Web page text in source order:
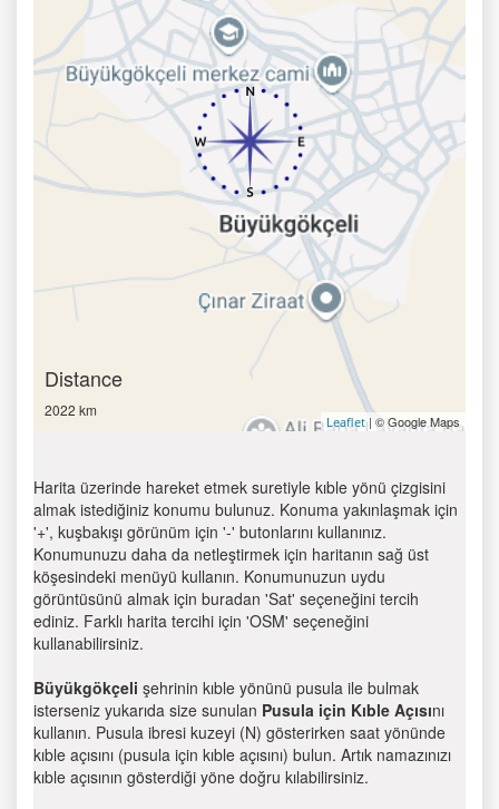
Distance
2022 km
Leaflet| © Google Maps
Harita üzerinde hareket etmek suretiyle kıble yönü çizgisini
almak istediğiniz konumu bulunuz. Konuma yakınlaşmak için
'+', kuşbakışı görünüm için '-' butonlarını kullanınız.
Konumunuzu daha da netleştirmek için haritanın sağ üst
köşesindeki menüyü kullanın. Konumunuzun uydu
görüntüsünü almak için buradan 'Sat' seçeneğini tercih
ediniz. Farklı harita tercihi için 'OSM' seçeneğini
kullanabilirsiniz.
Büyükgökçeli şehrinin kıble yönünü pusula ile bulmak
isterseniz yukarıda size sunulan Pusula için Kıble Açısını
kullanın. Pusula ibresi kuzeyi (N) gösterirken saat yönünde
kıble açısını (pusula için kıble açısını) bulun. Artık namazınızı
kıble açısının gösterdiği yöne doğru kılabilirsiniz.